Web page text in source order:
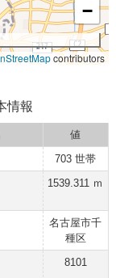
−
contributors
情報
値
703 世帯
1539.311 ｍ
名古屋市千
種区
8101